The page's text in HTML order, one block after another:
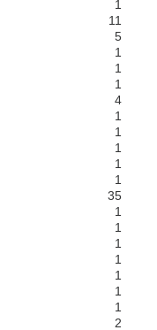
1
11
5
1
1
1
4
1
1
1
1
1
35
1
1
1
1
1
1
1
2